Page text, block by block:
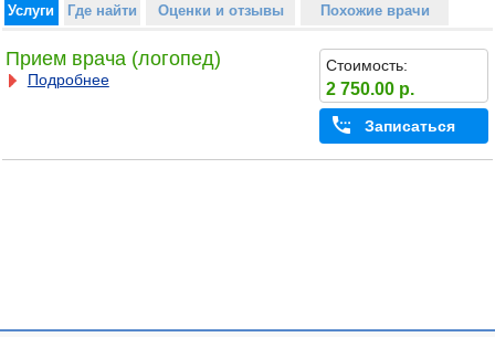
Услуги Где найти Оценки и отзывы Похожие врачи
Прием врача (логопед)
Подробнее
Стоимость:
2 750.00 р.
Записаться